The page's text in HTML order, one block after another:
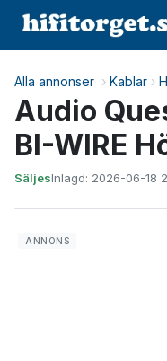
Alla annonser › Kablar ›
Audio
BI-WIRE
SäljesInlagd: 2026-06-18